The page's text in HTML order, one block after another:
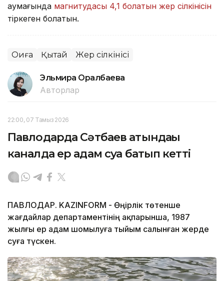
аумағында магнитудасы 4,1 болатын жер сілкінісін
тіркеген болатын.
Оқиға Қытай Жер сілкінісі
Эльмира Оралбаева
Авторлар
22:00, 07 Тамыз 2026
Павлодарда Сәтбаев атындағы
каналда ер адам суға батып кетті
ПАВЛОДАР. KAZINFORM - Өңірлік төтенше
жағдайлар департаментінің ақпарынша, 1987
жылғы ер адам шомылуға тыйым салынған жерде
суға түскен.